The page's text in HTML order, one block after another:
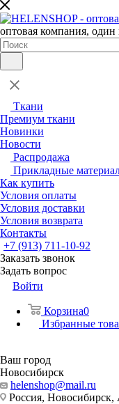
оптовая компания,
Ткани
Премиум ткани
Новинки
Новости
Распродажа
Прикладные
Как купить
Условия оплаты
Условия доставки
Условия возврата
Контакты
+7 (913) 711-10-92
Заказать звонок
Задать вопрос
Войти
Корзина0
Избранные
Ваш город
Новосибирск
helenshop@mail.ru
Россия, Новосибирск,